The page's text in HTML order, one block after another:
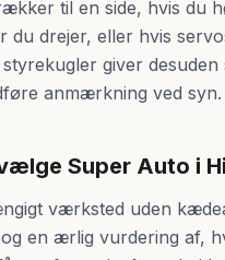
til en side, hvis du
du drejer, eller hvis
styrekugler giver
anmærkning ved syn.
Super Auto i
værksted uden
en ærlig vurdering af,